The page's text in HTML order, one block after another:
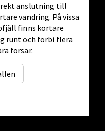
anslutning till
vandring. På vissa
finns kortare
runt och förbi flera
forsar.